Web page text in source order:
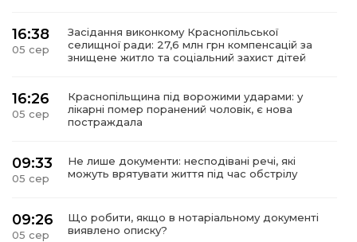
16:38
05 сер
Засідання виконкому Краснопільської
селищної ради: 27,6 млн грн компенсацій за
знищене житло та соціальний захист дітей
16:26
05 сер
Краснопільщина під ворожими ударами: у
лікарні помер поранений чоловік, є нова
постраждала
09:33
05 сер
Не лише документи: несподівані речі, які
можуть врятувати життя під час обстрілу
09:26
05 сер
Що робити, якщо в нотаріальному документі
виявлено описку?